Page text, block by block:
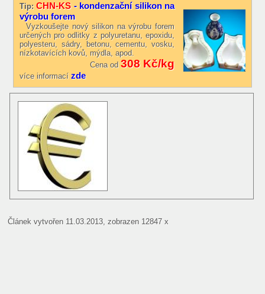
Tip:CHN-KS- kondenzační silikon na
výrobu forem
Vyzkoušejte nový silikon na výrobu forem
určených pro odlitky z polyuretanu, epoxidu,
polyesteru, sádry, betonu, cementu, vosku,
nízkotavících kovů, mýdla, apod.
Cena od 308 Kč/kg
více informací zde
Článek vytvořen 11.03.2013, zobrazen 12847 x